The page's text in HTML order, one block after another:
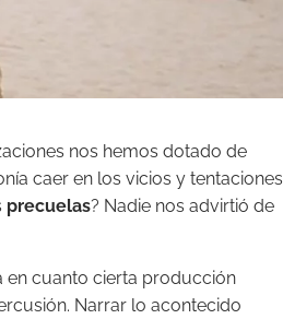
nos hemos dotado de
caer en los vicios y tentaciones
precuelas? Nadie nos advirtió de
en cuanto cierta producción
Narrar lo acontecido